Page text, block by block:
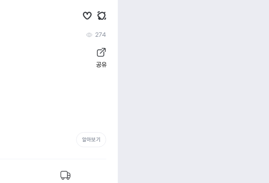
274
공유
알아보기